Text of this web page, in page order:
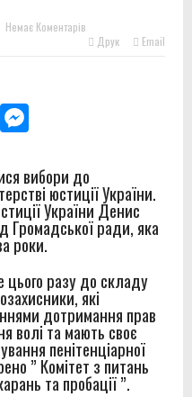
Немає Коментарів
Друк Email
Messenger
вибори до
юстиції України.
України Денис
Громадської ради, яка
роки.
разу до складу
які
дотримання прав
волі та мають своє
пенітенціарної
” Комітет з питань
та пробації ”.